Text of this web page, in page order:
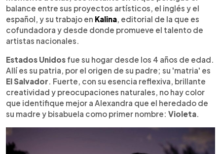
balance entre sus proyectos artísticos, el inglés y el
español, y su trabajo en Kalina , editorial de la que es
cofundadora y desde donde promueve el talento de
artistas nacionales.
Estados Unidos fue su hogar desde los 4 años de edad.
Allí es su patria, por el origen de su padre; su 'matria' es
El Salvador . Fuerte, con su esencia reflexiva, brillante
creatividad y preocupaciones naturales, no hay color
que identifique mejor a Alexandra que el heredado de
su madre y bisabuela como primer nombre: Violeta